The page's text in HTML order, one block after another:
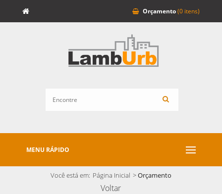
Orçamento(0 itens)
MENU RÁPIDO
Você está em: Página Inicial >Orçamento
Voltar